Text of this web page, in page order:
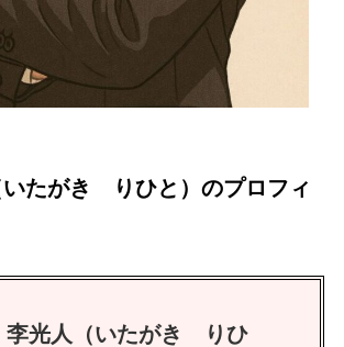
いたがき りひと） のプロフィ
光人（いたがき りひ